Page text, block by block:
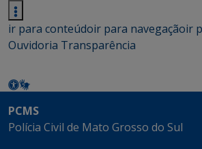
ir para conteúdoir para navegaçãoir
Ouvidoria Transparência
PCMS
Polícia Civil de Mato Grosso do Sul